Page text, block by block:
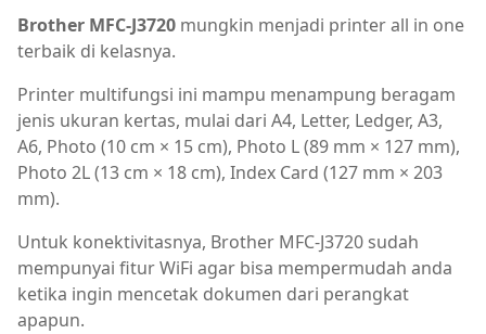
Brother MFC-J3720 mungkin menjadi printer all in one
terbaik di kelasnya.
Printer multifungsi ini mampu menampung beragam
jenis ukuran kertas, mulai dari A4, Letter, Ledger, A3,
A6, Photo (10 cm × 15 cm), Photo L (89 mm × 127 mm),
Photo 2L (13 cm × 18 cm), Index Card (127 mm × 203
mm).
Untuk konektivitasnya, Brother MFC-J3720 sudah
mempunyai fitur WiFi agar bisa mempermudah anda
ketika ingin mencetak dokumen dari perangkat
apapun.